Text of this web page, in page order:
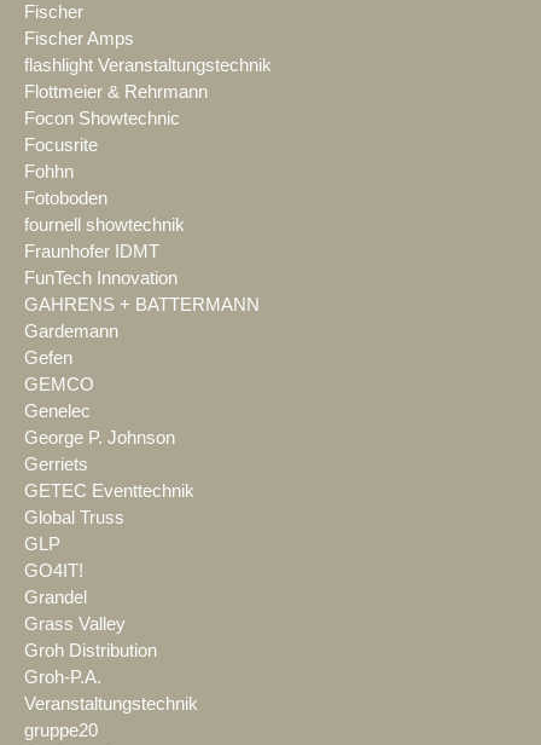
Fischer
Fischer Amps
flashlight Veranstaltungstechnik
Flottmeier & Rehrmann
Focon Showtechnic
Focusrite
Fohhn
Fotoboden
fournell showtechnik
Fraunhofer IDMT
FunTech Innovation
GAHRENS + BATTERMANN
Gardemann
Gefen
GEMCO
Genelec
George P. Johnson
Gerriets
GETEC Eventtechnik
Global Truss
GLP
GO4IT!
Grandel
Grass Valley
Groh Distribution
Groh-P.A.
Veranstaltungstechnik
gruppe20